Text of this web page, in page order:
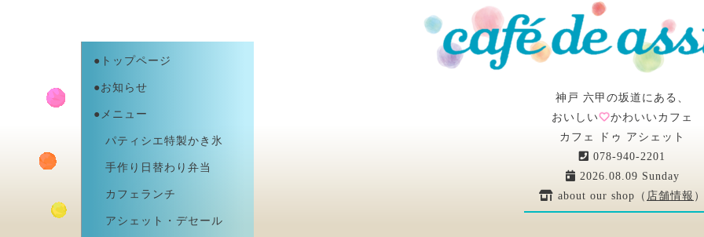
神戸 六甲の坂道にある、
おいしい
かわいいカフェ
カフェ ドゥ アシェット
078-940-2201
2026.08.09 Sunday
about our shop（ 店舗情報
●トップページ
●お知らせ
●メニュー
パティシエ特製かき氷
手作り日替わり弁当
カフェランチ
アシェット・デセール